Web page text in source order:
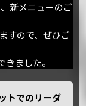
新メニューのご
すので、ぜひご
きました。
トでのリーダ